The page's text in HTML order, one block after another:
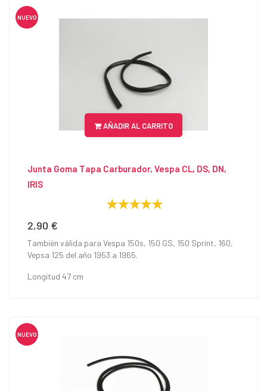
NUEVO
AÑADIR AL CARRITO
Junta Goma Tapa Carburador, Vespa CL, DS, DN,
IRIS
Precio
2,90 €
También válida para Vespa 150s, 150 GS, 150 Sprint, 160,
Vepsa 125 del año 1953 a 1965.
Longitud 47 cm
NUEVO